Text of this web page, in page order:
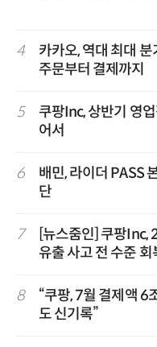
4
카카오, 역대 최대
주문부터 결제까지
5
쿠팡Inc, 상반기 영
어서
6
배민, 라이더 PASS
단
7
[뉴스줌인] 쿠팡Inc,
유출 사고 전 수준 회
8
“쿠팡, 7월 결제액
도 신기록”